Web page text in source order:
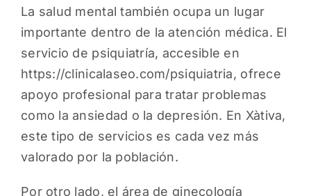
La salud mental también ocupa un lugar
importante dentro de la atención médica. El
servicio de psiquiatría, accesible en
https://clinicalaseo.com/psiquiatria, ofrece
apoyo profesional para tratar problemas
como la ansiedad o la depresión. En Xàtiva,
este tipo de servicios es cada vez más
valorado por la población.
Por otro lado, el área de ginecología